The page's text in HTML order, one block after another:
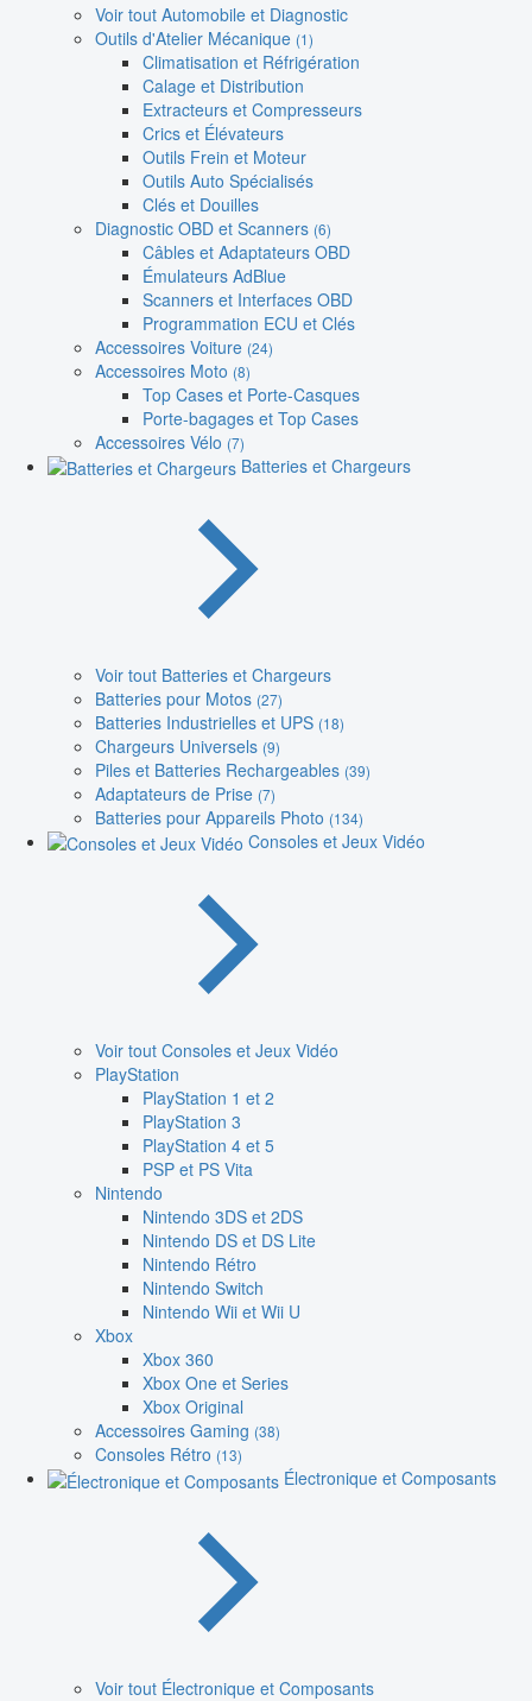
Voir tout Automobile et Diagnostic
Outils d'Atelier Mécanique (1)
Climatisation et Réfrigération
Calage et Distribution
Extracteurs et Compresseurs
Crics et Élévateurs
Outils Frein et Moteur
Outils Auto Spécialisés
Clés et Douilles
Diagnostic OBD et Scanners (6)
Câbles et Adaptateurs OBD
Émulateurs AdBlue
Scanners et Interfaces OBD
Programmation ECU et Clés
Accessoires Voiture (24)
Accessoires Moto (8)
Top Cases et Porte-Casques
Porte-bagages et Top Cases
Accessoires Vélo (7)
Batteries et Chargeurs
Voir tout Batteries et Chargeurs
Batteries pour Motos (27)
Batteries Industrielles et UPS (18)
Chargeurs Universels (9)
Piles et Batteries Rechargeables (39)
Adaptateurs de Prise (7)
Batteries pour Appareils Photo (134)
Consoles et Jeux Vidéo
Voir tout Consoles et Jeux Vidéo
PlayStation
PlayStation 1 et 2
PlayStation 3
PlayStation 4 et 5
PSP et PS Vita
Nintendo
Nintendo 3DS et 2DS
Nintendo DS et DS Lite
Nintendo Rétro
Nintendo Switch
Nintendo Wii et Wii U
Xbox
Xbox 360
Xbox One et Series
Xbox Original
Accessoires Gaming (38)
Consoles Rétro (13)
Électronique et Composants
Voir tout Électronique et Composants